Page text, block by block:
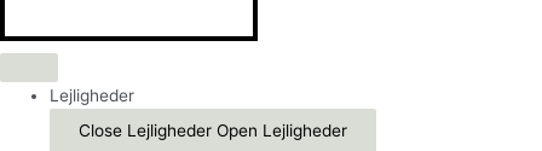
Lejligheder
Close Lejligheder Open Lejligheder